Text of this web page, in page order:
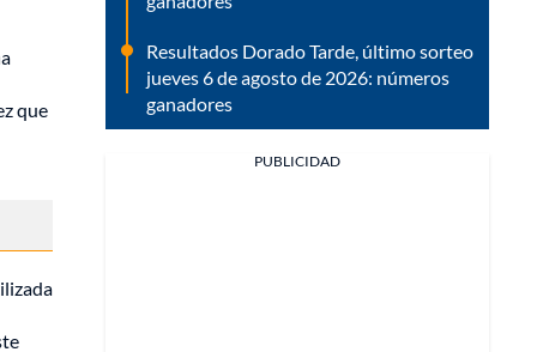
que
Resultados Dorado Tarde, último sorteo
jueves 6 de agosto de 2026: números
ganadores
PUBLICIDAD